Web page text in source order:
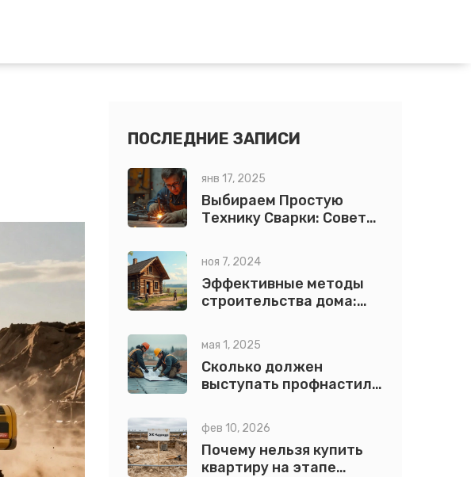
ПОСЛЕДНИЕ ЗАПИСИ
янв 17, 2025
Выбираем Простую
Технику Сварки: Советы
ноя 7, 2024
Эффективные методы
строительства дома:
мая 1, 2025
Сколько должен
выступать профнастил
расчет отступа
фев 10, 2026
Почему нельзя купить
квартиру на этапе